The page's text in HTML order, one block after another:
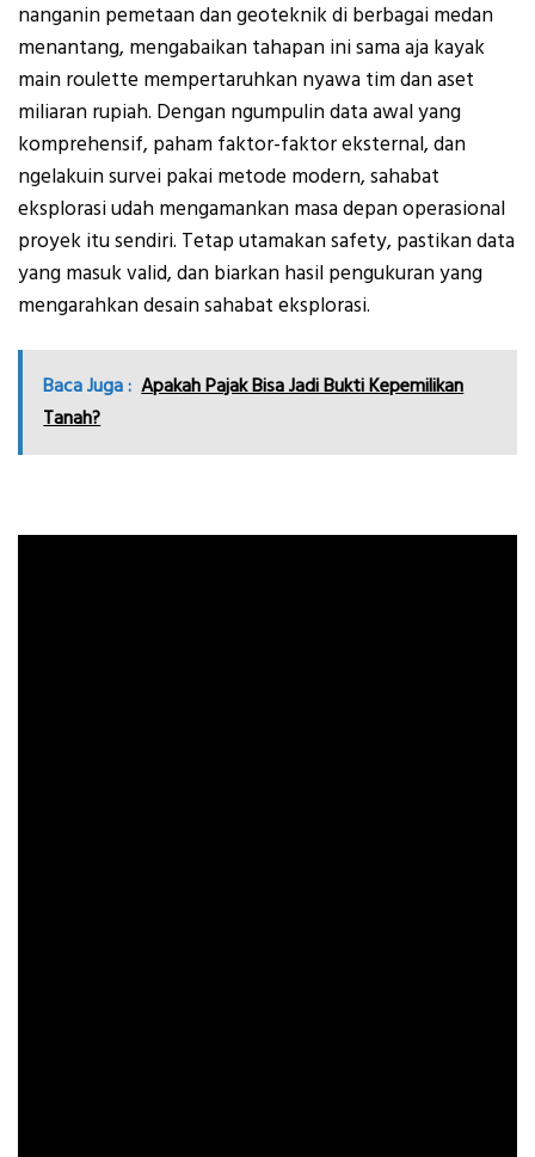
nanganin pemetaan dan geoteknik di berbagai medan
menantang, mengabaikan tahapan ini sama aja kayak
main roulette mempertaruhkan nyawa tim dan aset
miliaran rupiah. Dengan ngumpulin data awal yang
komprehensif, paham faktor-faktor eksternal, dan
ngelakuin survei pakai metode modern, sahabat
eksplorasi udah mengamankan masa depan operasional
proyek itu sendiri. Tetap utamakan safety, pastikan data
yang masuk valid, dan biarkan hasil pengukuran yang
mengarahkan desain sahabat eksplorasi.
Baca Juga : Apakah Pajak Bisa Jadi Bukti Kepemilikan
Tanah?